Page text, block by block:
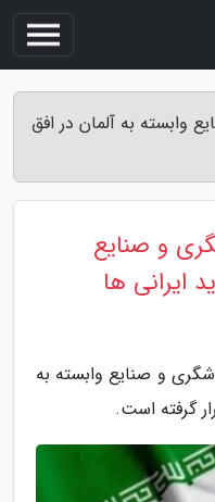
وابسته به آلمان در افق
و صنایع
ایرانی ها
و صنایع وابسته به
گرفته است.